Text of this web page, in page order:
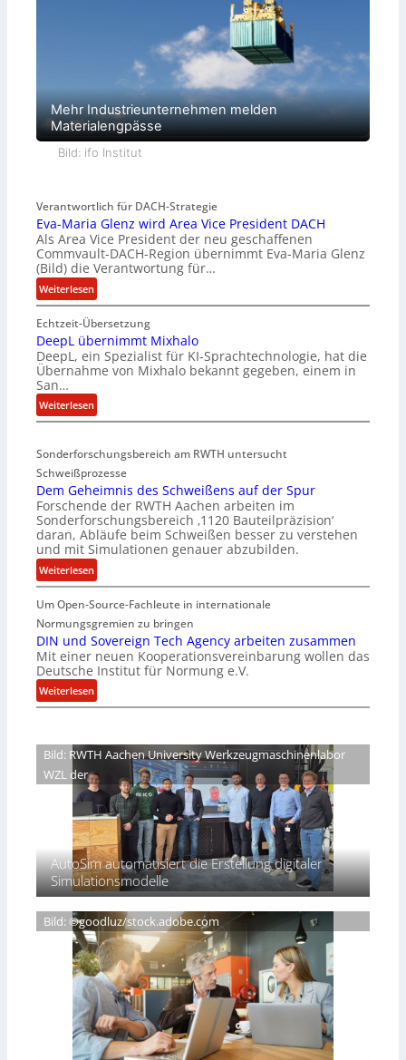
Mehr Industrieunternehmen melden
Materialengpässe
Bild: ifo Institut
Verantwortlich für DACH-Strategie
Eva-Maria Glenz wird Area Vice President DACH
Als Area Vice President der neu geschaffenen
Commvault-DACH-Region übernimmt Eva-Maria Glenz
(Bild) die Verantwortung für…
Weiterlesen:
E
v
a
-
M
a
r
i
G
l
e
n
z
w
i
r
d
r
e
a
V
i
P
r
e
s
i
d
e
n
t
A
C
H
Echtzeit-Übersetzung
DeepL übernimmt Mixhalo
DeepL, ein Spezialist für KI-Sprachtechnologie, hat die
Übernahme von Mixhalo bekannt gegeben, einem in
San…
Weiterlesen:
D
e
p
L
ü
b
e
r
n
m
m
t
M
i
x
l
Sonderforschungsbereich am RWTH untersucht
Schweißprozesse
Dem Geheimnis des Schweißens auf der Spur
Forschende der RWTH Aachen arbeiten im
Sonderforschungsbereich ‚1120 Bauteilpräzision‘
daran, Abläufe beim Schweißen besser zu verstehen
und mit Simulationen genauer abzubilden.
Weiterlesen:
D
e
m
G
e
e
i
i
s
d
e
s
S
c
h
w
e
i
ß
e
n
s
a
u
Um Open-Source-Fachleute in internationale
Normungsgremien zu bringen
DIN und Sovereign Tech Agency arbeiten zusammen
Mit einer neuen Kooperationsvereinbarung wollen das
Deutsche Institut für Normung e.V.
Weiterlesen:
D
N
u
n
d
S
o
v
e
r
e
i
g
n
T
e
c
h
A
g
Bild: RWTH Aachen University Werkzeugmaschinenlabor
WZL der
AutoSim automatisiert die Erstellung digitaler
Simulationsmodelle
Bild: ©goodluz/stock.adobe.com